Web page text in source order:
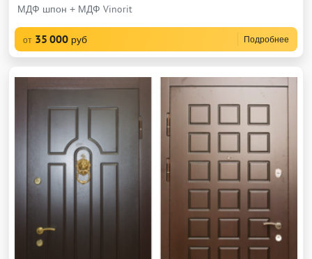
МДФ шпон + МДФ Vinorit
от 35 000 руб Подробнее